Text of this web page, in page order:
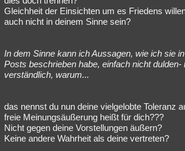
Gleichheit der Einsichten um es Friedens
auch nicht in deinem Sinne sein?
In dem Sinne kann ich Aussagen, wie ich sie
Posts beschrieben habe, einfach nicht dulden-
verständlich, warum...
das nennst du nun deine vielgelobte Toleranz
freie Meinungsäußerung heißt für dich???
Nicht gegen deine Vorstellungen äußern?
Keine andere Wahrheit als deine vertreten?